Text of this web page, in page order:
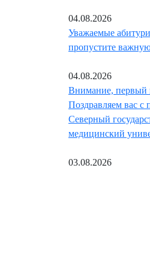
04.08.2026
Уважаемые
пропустите
04.08.2026
Внимание, первый
Поздравляем вас с
Северный
медицинский
03.08.2026